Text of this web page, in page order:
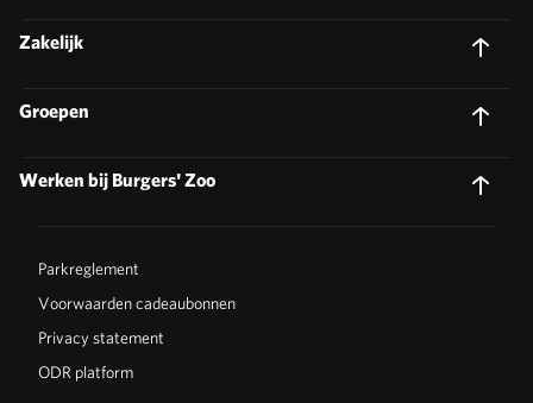
Zakelijk
Groepen
Werken bij Burgers' Zoo
Parkreglement
Voorwaarden cadeaubonnen
Privacy statement
ODR platform